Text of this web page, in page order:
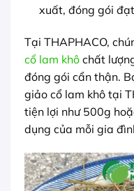
xuất, đóng gói
Tại THAPHACO,
cổ lam khô chất
đóng gói cẩn thận.
giảo cổ lam khô tại
tiện lợi như 500g
dụng của mỗi gia